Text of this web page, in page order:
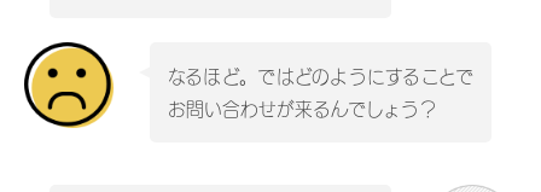
なるほど。ではどのようにすることで
お問い合わせが来るんでしょう？